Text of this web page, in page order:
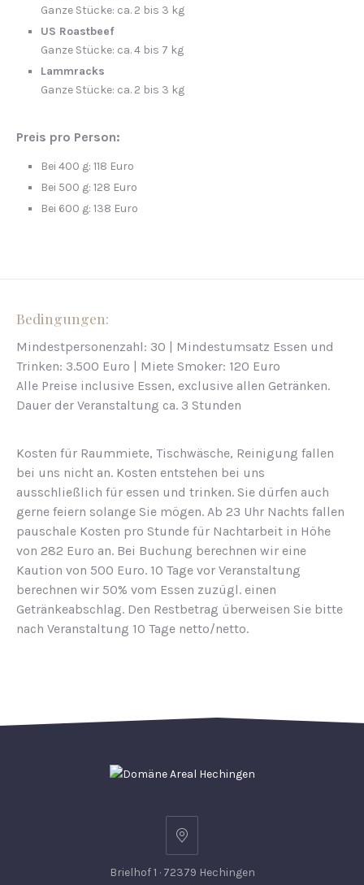
Ganze Stücke: ca. 2 bis 3 kg
US Roastbeef
Ganze Stücke: ca. 4 bis 7 kg
Lammracks
Ganze Stücke: ca. 2 bis 3 kg
Preis pro Person:
Bei 400 g: 118 Euro
Bei 500 g: 128 Euro
Bei 600 g: 138 Euro
Bedingungen:
Mindestpersonenzahl: 30 | Mindestumsatz Essen und
Trinken: 3.500 Euro | Miete Smoker: 120 Euro
Alle Preise inclusive Essen, exclusive allen Getränken.
Dauer der Veranstaltung ca. 3 Stunden
Kosten für Raummiete, Tischwäsche, Reinigung fallen
bei uns nicht an. Kosten entstehen bei uns
ausschließlich für essen und trinken. Sie dürfen auch
gerne feiern solange Sie mögen. Ab 23 Uhr Nachts fallen
pauschale Kosten pro Stunde für Nachtarbeit in Höhe
von 282 Euro an. Bei Buchung berechnen wir eine
Kaution von 500 Euro. 10 Tage vor Veranstaltung
berechnen wir 50% vom Essen zuzügl. einen
Getränkeabschlag. Den Restbetrag überweisen Sie bitte
nach Veranstaltung 10 Tage netto/netto.
Brielhof 1 · 72379 Hechingen